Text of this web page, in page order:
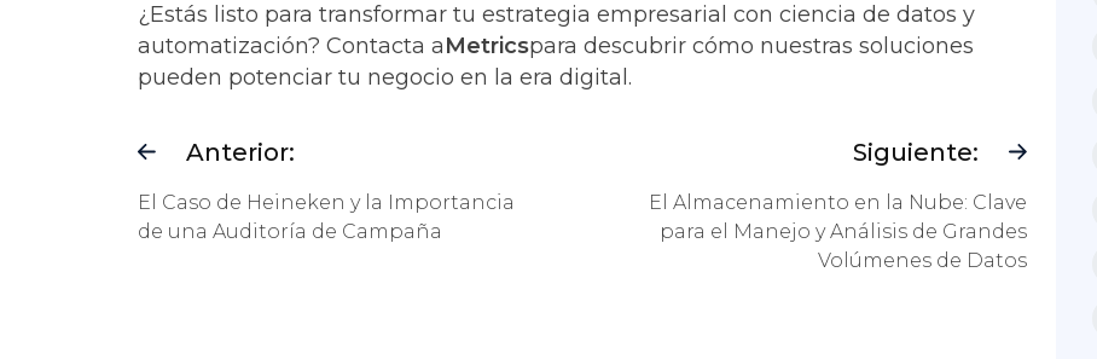
¿Estás listo para transformar tu estrategia empresarial con ciencia de datos y
automatización? Contacta aMetricspara descubrir cómo nuestras soluciones
pueden potenciar tu negocio en la era digital.
Anterior:
El Caso de Heineken y la Importancia
de una Auditoría de Campaña
Siguiente:
El Almacenamiento en la Nube: Clave
para el Manejo y Análisis de Grandes
Volúmenes de Datos